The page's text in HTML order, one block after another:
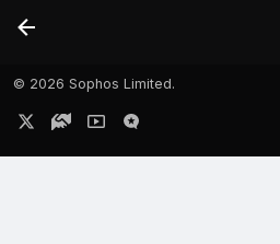
© 2026 Sophos Limited.